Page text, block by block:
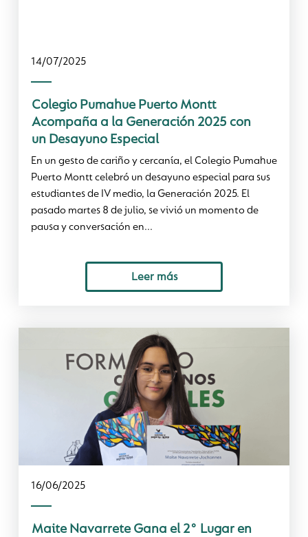
14/07/2025
Colegio Pumahue Puerto Montt
Acompaña a la Generación 2025 con
un Desayuno Especial
En un gesto de cariño y cercanía, el Colegio Pumahue
Puerto Montt celebró un desayuno especial para sus
estudiantes de IV medio, la Generación 2025. El
pasado martes 8 de julio, se vivió un momento de
pausa y conversación en...
Leer más
16/06/2025
Maite Navarrete Gana el 2° Lugar en